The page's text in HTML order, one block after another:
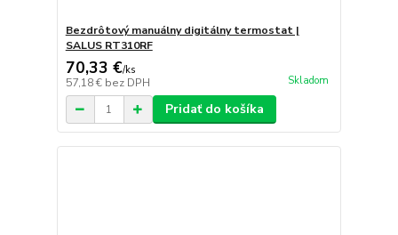
Bezdrôtový manuálny digitálny termostat |
SALUS RT310RF
70,33 €/ks
57,18 € bez DPH Skladom
Pridať do košíka